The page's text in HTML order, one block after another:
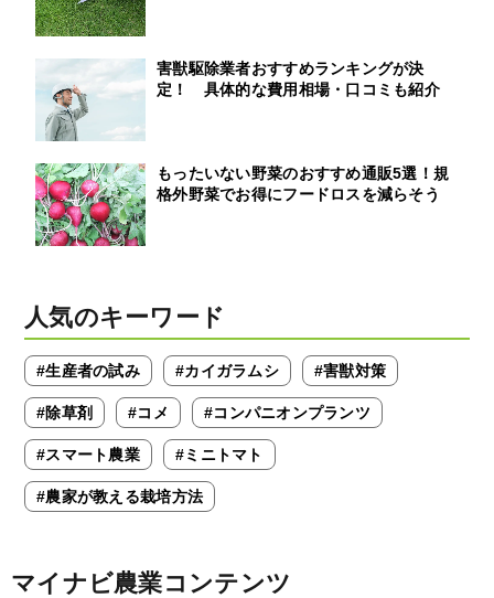
害獣駆除業者おすすめランキングが決
定！ 具体的な費用相場・口コミも紹介
もったいない野菜のおすすめ通販5選！規
格外野菜でお得にフードロスを減らそう
人気のキーワード
#生産者の試み #カイガラムシ #害獣対策
#除草剤 #コメ #コンパニオンプランツ
#スマート農業 #ミニトマト
#農家が教える栽培方法
マイナビ農業コンテンツ